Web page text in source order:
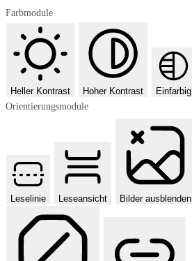
Farbmodule
Heller Kontrast Hoher Kontrast
Einfarbig
Orientierungsmodule
Leselinie Leseansicht Bilder ausblenden